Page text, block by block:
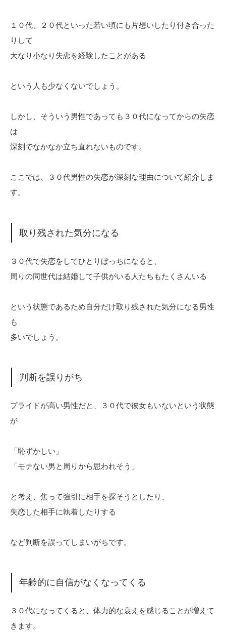
１０代、２０代といった若い頃にも片想いしたり付き合った
りして
大なり小なり失恋を経験したことがある
という人も少なくないでしょう。
しかし、そういう男性であっても３０代になってからの失恋
は
深刻でなかなか立ち直れないものです。
ここでは、３０代男性の失恋が深刻な理由について紹介しま
す。
取り残された気分になる
３０代で失恋をしてひとりぼっちになると、
周りの同世代は結婚して子供がいる人たちもたくさんいる
という状態であるため自分だけ取り残された気分になる男性
も
多いでしょう。
判断を誤りがち
プライドが高い男性だと、３０代で彼女もいないという状態
が
「恥ずかしい」
「モテない男と周りから思われそう」
と考え、焦って強引に相手を探そうとしたり、
失恋した相手に執着したりする
など判断を誤ってしまいがちです。
年齢的に自信がなくなってくる
３０代になってくると、体力的な衰えを感じることが増えて
きます。